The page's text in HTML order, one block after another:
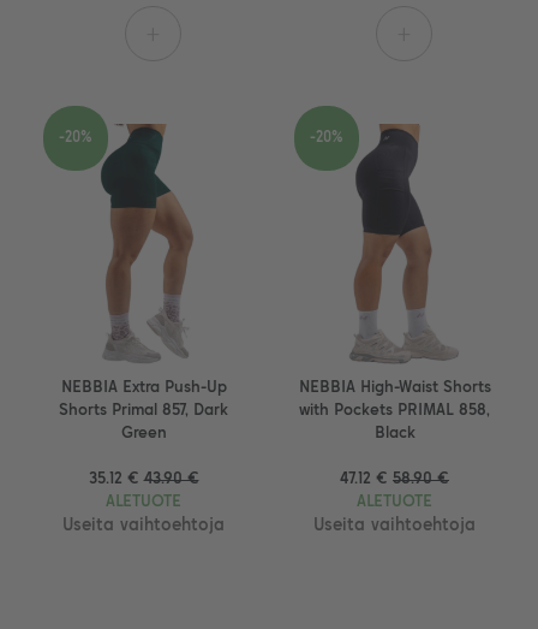
NEBBIA Extra Push-Up
Shorts Primal 857, Dark
Green
35.12 € 43.90 €
ALETUOTE
Useita vaihtoehtoja
-20%
NEBBIA High-Waist Shorts
with Pockets PRIMAL 858,
Black
47.12 € 58.90 €
ALETUOTE
Useita vaihtoehtoja
-20%